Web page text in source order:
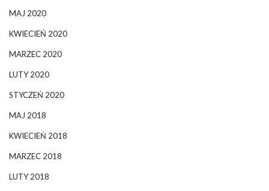
MAJ 2020
KWIECIEŃ 2020
MARZEC 2020
LUTY 2020
STYCZEŃ 2020
MAJ 2018
KWIECIEŃ 2018
MARZEC 2018
LUTY 2018